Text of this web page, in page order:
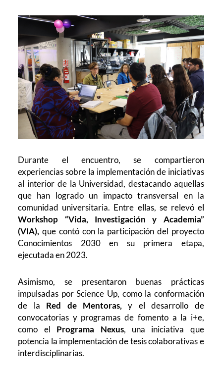
Durante el encuentro, se compartieron
experiencias sobre la implementación de iniciativas
al interior de la Universidad, destacando aquellas
que han logrado un impacto transversal en la
comunidad universitaria. Entre ellas, se relevó el
Workshop “Vida, Investigación y Academia”
(VIA), que contó con la participación del proyecto
Conocimientos 2030 en su primera etapa,
ejecutada en 2023.
Asimismo, se presentaron buenas prácticas
impulsadas por Science Up, como la conformación
de la Red de Mentoras, y el desarrollo de
convocatorias y programas de fomento a la i+e,
como el Programa Nexus, una iniciativa que
potencia la implementación de tesis colaborativas e
interdisciplinarias.